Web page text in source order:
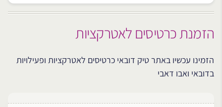
הזמנת כרטיסים לאטרקציות
הזמינו עכשיו באתר טיק דובאי כרטיסים לאטרקציות ופעילויות
בדובאי ואבו דאבי